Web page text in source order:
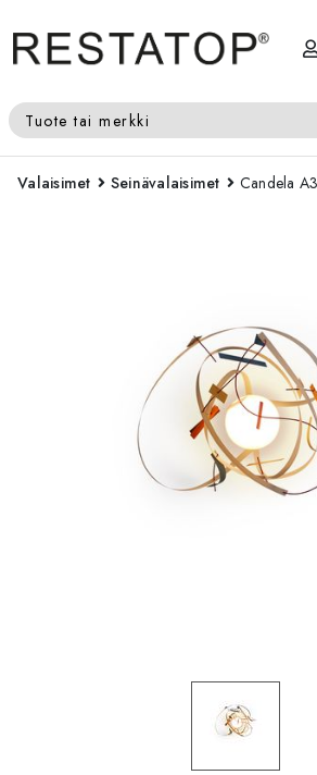
Tuote tai merkki
Valaisimet Seinävalaisimet Candela